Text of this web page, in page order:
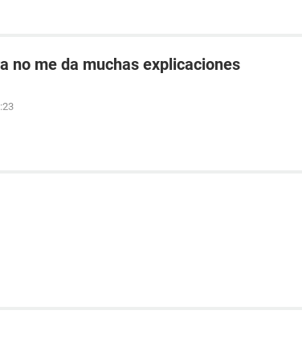
no me da muchas explicaciones